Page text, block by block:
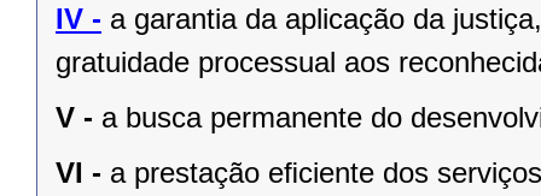
IV - a garantia da aplicação da
gratuidade processual aos
V - a busca permanente do
VI - a prestação eﬁciente dos